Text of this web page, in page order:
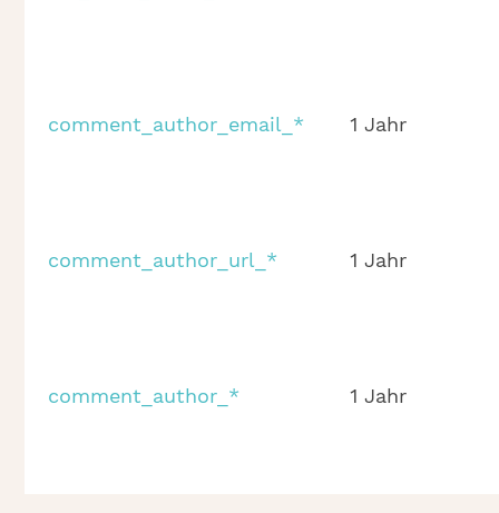
comment_author_email_* 1 Jahr
comment_author_url_* 1 Jahr
comment_author_* 1 Jahr